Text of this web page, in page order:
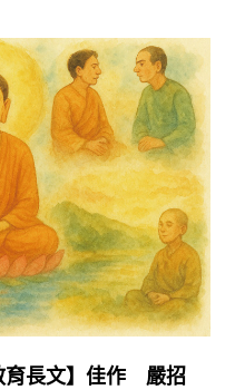
育長文】佳作 嚴招
徵文賞析